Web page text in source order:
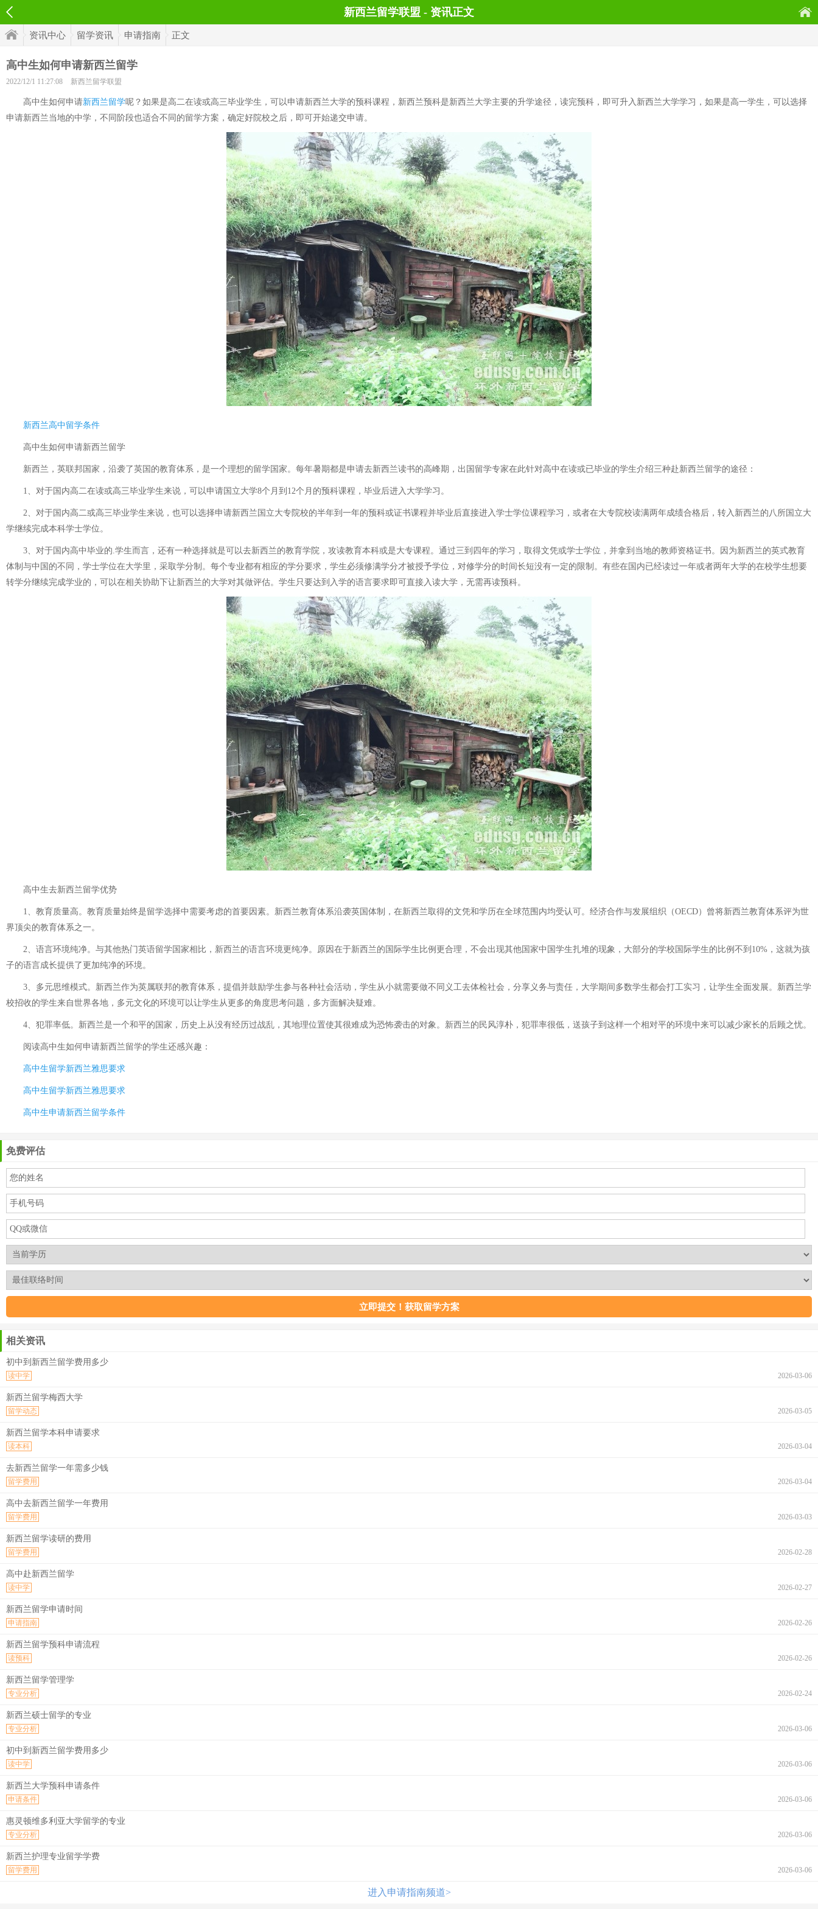
新西兰留学联盟 - 资讯正文
资讯中心 留学资讯 申请指南 正文
高中生如何申请新西兰留学
2022/12/1 11:27:08 新西兰留学联盟
高中生如何申请新西兰留学呢？如果是高二在读或高三毕业学生，可以申请新西兰大学的预科课程，新西兰预科是新西兰大学主要的升学途径，读完预科，即可升入新西兰大学学习，如果是高一学生，可以选择
申请新西兰当地的中学，不同阶段也适合不同的留学方案，确定好院校之后，即可开始递交申请。
新西兰高中留学条件
高中生如何申请新西兰留学
新西兰，英联邦国家，沿袭了英国的教育体系，是一个理想的留学国家。每年暑期都是申请去新西兰读书的高峰期，出国留学专家在此针对高中在读或已毕业的学生介绍三种赴新西兰留学的途径：
1、对于国内高二在读或高三毕业学生来说，可以申请国立大学8个月到12个月的预科课程，毕业后进入大学学习。
2、对于国内高二或高三毕业学生来说，也可以选择申请新西兰国立大专院校的半年到一年的预科或证书课程并毕业后直接进入学士学位课程学习，或者在大专院校读满两年成绩合格后，转入新西兰的八所国立大
学继续完成本科学士学位。
3、对于国内高中毕业的.学生而言，还有一种选择就是可以去新西兰的教育学院，攻读教育本科或是大专课程。通过三到四年的学习，取得文凭或学士学位，并拿到当地的教师资格证书。因为新西兰的英式教育
体制与中国的不同，学士学位在大学里，采取学分制。每个专业都有相应的学分要求，学生必须修满学分才被授予学位，对修学分的时间长短没有一定的限制。有些在国内已经读过一年或者两年大学的在校学生想要
转学分继续完成学业的，可以在相关协助下让新西兰的大学对其做评估。学生只要达到入学的语言要求即可直接入读大学，无需再读预科。
高中生去新西兰留学优势
1、教育质量高。教育质量始终是留学选择中需要考虑的首要因素。新西兰教育体系沿袭英国体制，在新西兰取得的文凭和学历在全球范围内均受认可。经济合作与发展组织（OECD）曾将新西兰教育体系评为世
界顶尖的教育体系之一。
2、语言环境纯净。与其他热门英语留学国家相比，新西兰的语言环境更纯净。原因在于新西兰的国际学生比例更合理，不会出现其他国家中国学生扎堆的现象，大部分的学校国际学生的比例不到10%，这就为孩
子的语言成长提供了更加纯净的环境。
3、多元思维模式。新西兰作为英属联邦的教育体系，提倡并鼓励学生参与各种社会活动，学生从小就需要做不同义工去体检社会，分享义务与责任，大学期间多数学生都会打工实习，让学生全面发展。新西兰学
校招收的学生来自世界各地，多元文化的环境可以让学生从更多的角度思考问题，多方面解决疑难。
4、犯罪率低。新西兰是一个和平的国家，历史上从没有经历过战乱，其地理位置使其很难成为恐怖袭击的对象。新西兰的民风淳朴，犯罪率很低，送孩子到这样一个相对平的环境中来可以减少家长的后顾之忧。
阅读高中生如何申请新西兰留学的学生还感兴趣：
高中生留学新西兰雅思要求
高中生留学新西兰雅思要求
高中生申请新西兰留学条件
免费评估
相关资讯
初中到新西兰留学费用多少
2026-03-06
读中学
新西兰留学梅西大学
2026-03-05
留学动态
新西兰留学本科申请要求
2026-03-04
读本科
去新西兰留学一年需多少钱
2026-03-04
留学费用
高中去新西兰留学一年费用
2026-03-03
留学费用
新西兰留学读研的费用
2026-02-28
留学费用
高中赴新西兰留学
2026-02-27
读中学
新西兰留学申请时间
2026-02-26
申请指南
新西兰留学预科申请流程
2026-02-26
读预科
新西兰留学管理学
2026-02-24
专业分析
新西兰硕士留学的专业
2026-03-06
专业分析
初中到新西兰留学费用多少
2026-03-06
读中学
新西兰大学预科申请条件
2026-03-06
申请条件
惠灵顿维多利亚大学留学的专业
2026-03-06
专业分析
新西兰护理专业留学学费
2026-03-06
留学费用
进入申请指南频道>